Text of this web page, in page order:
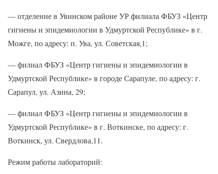
— отделение в Увинском районе УР филиала ФБУЗ «Центр
гигиены и эпидемиологии в Удмуртской Республике» в г.
Можге, по адресу: п. Ува, ул. Советская,1;
— филиал ФБУЗ «Центр гигиены и эпидемиологии в
Удмуртской Республике» в городе Сарапуле, по адресу: г.
Сарапул, ул. Азина, 29;
— филиал ФБУЗ «Центр гигиены и эпидемиологии в
Удмуртской Республике» в г. Воткинске, по адресу: г.
Воткинск, ул. Свердлова,11.
Режим работы лабораторий: